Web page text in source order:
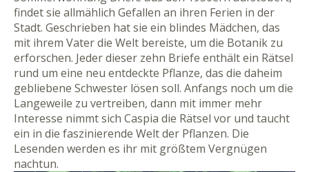
findet sie allmählich Gefallen an ihren Ferien in der
Stadt. Geschrieben hat sie ein blindes Mädchen, das
mit ihrem Vater die Welt bereiste, um die Botanik zu
erforschen. Jeder dieser zehn Briefe enthält ein Rätsel
rund um eine neu entdeckte Pflanze, das die daheim
gebliebene Schwester lösen soll. Anfangs noch um die
Langeweile zu vertreiben, dann mit immer mehr
Interesse nimmt sich Caspia die Rätsel vor und taucht
ein in die faszinierende Welt der Pflanzen. Die
Lesenden werden es ihr mit größtem Vergnügen
nachtun.